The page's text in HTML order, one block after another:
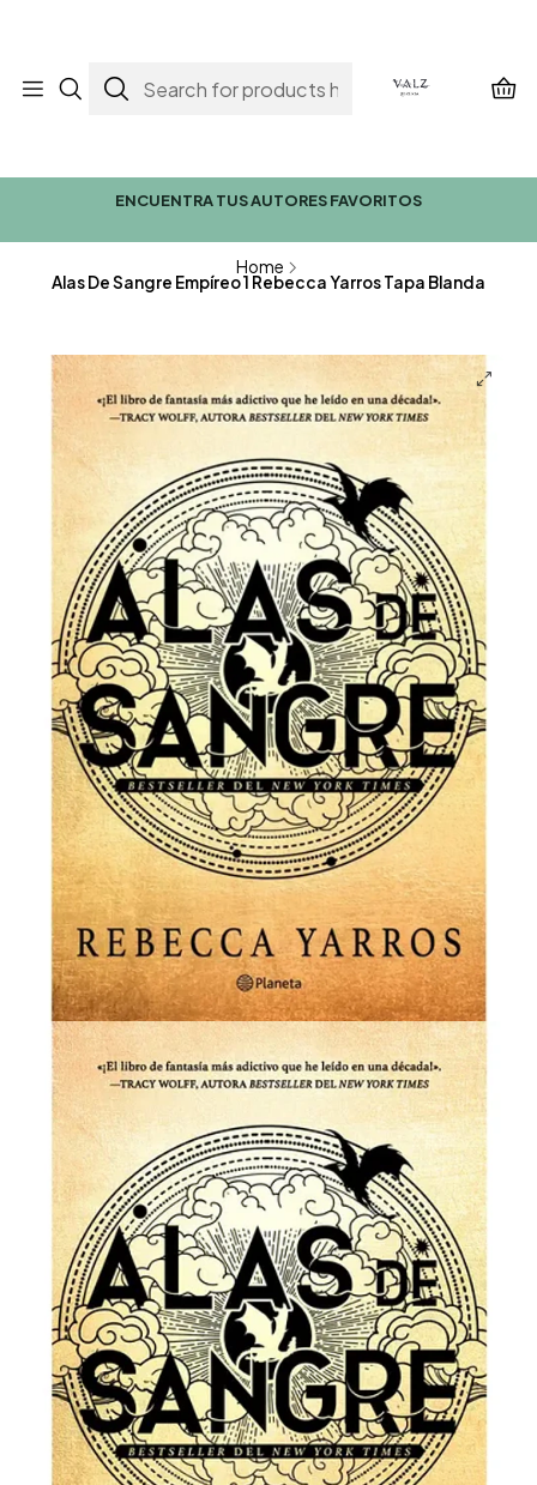
ENCUENTRA TUS AUTORES FAVORITOS
Home
Alas De Sangre Empíreo 1 Rebecca Yarros Tapa Blanda